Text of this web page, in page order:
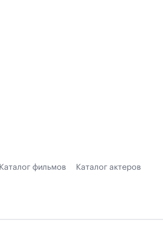
Каталог фильмов Каталог актеров